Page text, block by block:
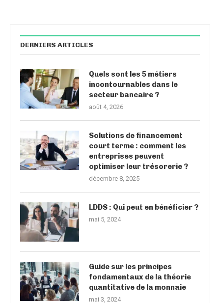
DERNIERS ARTICLES
Quels sont les 5 métiers
incontournables dans le
secteur bancaire ?
août 4, 2026
Solutions de financement
court terme : comment les
entreprises peuvent
optimiser leur trésorerie ?
décembre 8, 2025
LDDS : Qui peut en bénéficier ?
mai 5, 2024
Guide sur les principes
fondamentaux de la théorie
quantitative de la monnaie
mai 3, 2024